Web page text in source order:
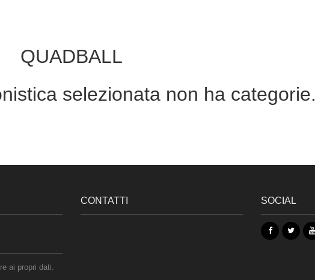
QUADBALL
selezionata non ha categorie.
ai propri dati.
CONTATTI SOCIAL